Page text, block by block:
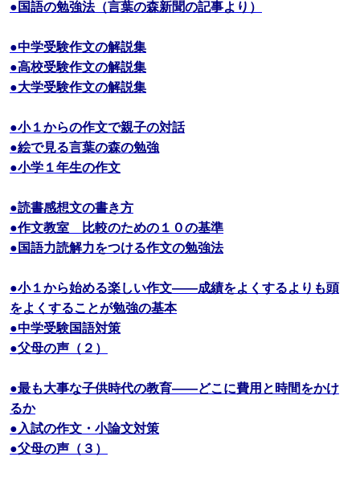
●国語の勉強法（言葉の森新聞の記事より）
●中学受験作文の解説集
●高校受験作文の解説集
●大学受験作文の解説集
●小１からの作文で親子の対話
●絵で見る言葉の森の勉強
●小学１年生の作文
●読書感想文の書き方
●作文教室 比較のための１０の基準
●国語力読解力をつける作文の勉強法
●小１から始める楽しい作文――成績をよくするよりも頭
をよくすることが勉強の基本
●中学受験国語対策
●父母の声（２）
●最も大事な子供時代の教育――どこに費用と時間をかけ
るか
●入試の作文・小論文対策
●父母の声（３）